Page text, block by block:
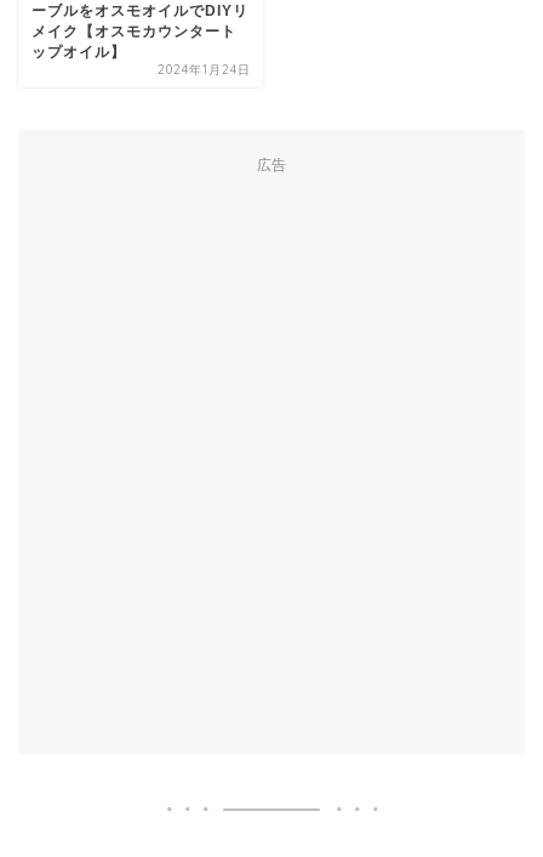
ーブルをオスモオイルでDIYリ
メイク【オスモカウンタート
ップオイル】
2024年1月24日
広告